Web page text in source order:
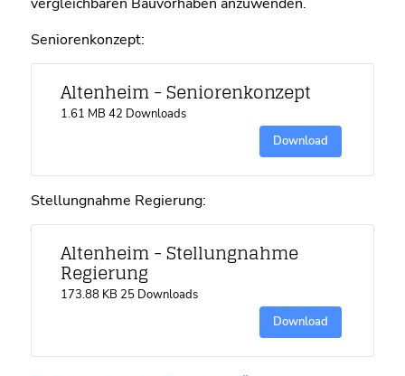
Seniorenkonzept:
Altenheim - Seniorenkonzept
1.61 MB 42 Downloads
Download
Stellungnahme Regierung:
Altenheim - Stellungnahme
Regierung
173.88 KB 25 Downloads
Download